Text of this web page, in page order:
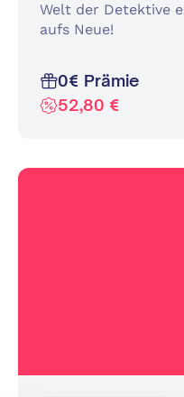
Welt der Detektive
aufs Neue!
0€ Prämie
52,80 €